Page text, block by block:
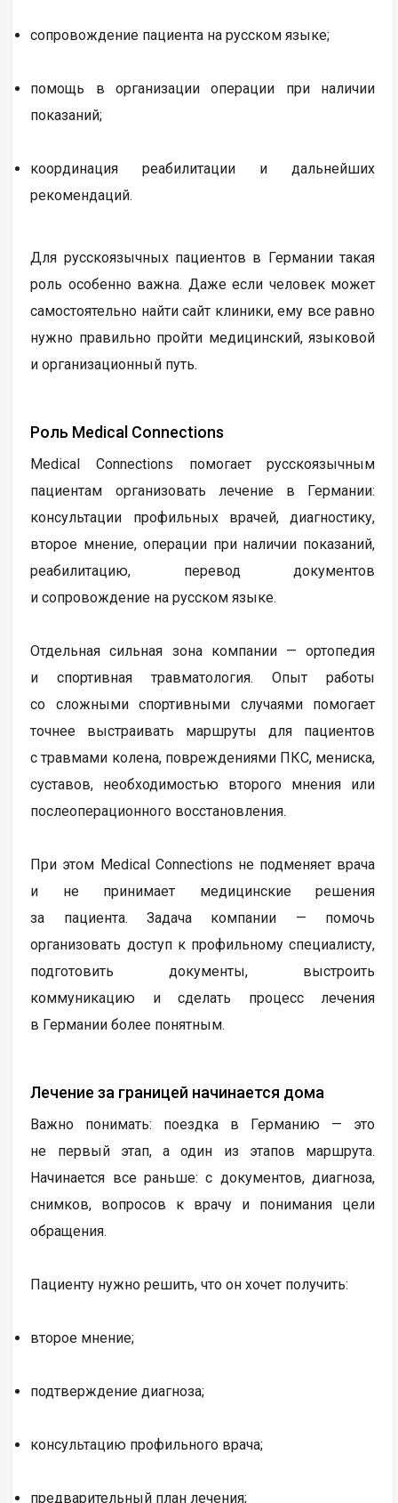
сопровождение пациента на русском языке;
помощь в организации операции при наличии
показаний;
координация реабилитации и дальнейших
рекомендаций.
Для русскоязычных пациентов в Германии такая
роль особенно важна. Даже если человек может
самостоятельно найти сайт клиники, ему все равно
нужно правильно пройти медицинский, языковой
и организационный путь.
Роль Medical Connections
Medical Connections помогает русскоязычным
пациентам организовать лечение в Германии:
консультации профильных врачей, диагностику,
второе мнение, операции при наличии показаний,
реабилитацию, перевод документов
и сопровождение на русском языке.
Отдельная сильная зона компании — ортопедия
и спортивная травматология. Опыт работы
со сложными спортивными случаями помогает
точнее выстраивать маршруты для пациентов
с травмами колена, повреждениями ПКС, мениска,
суставов, необходимостью второго мнения или
послеоперационного восстановления.
При этом Medical Connections не подменяет врача
и не принимает медицинские решения
за пациента. Задача компании — помочь
организовать доступ к профильному специалисту,
подготовить документы, выстроить
коммуникацию и сделать процесс лечения
в Германии более понятным.
Лечение за границей начинается дома
Важно понимать: поездка в Германию — это
не первый этап, а один из этапов маршрута.
Начинается все раньше: с документов, диагноза,
снимков, вопросов к врачу и понимания цели
обращения.
Пациенту нужно решить, что он хочет получить:
второе мнение;
подтверждение диагноза;
консультацию профильного врача;
предварительный план лечения;